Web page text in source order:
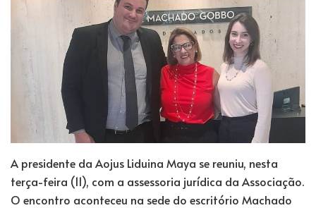
A presidente da Aojus Liduina Maya se reuniu, nesta
terça-feira (11), com a assessoria jurídica da Associação.
O encontro aconteceu na sede do escritório Machado